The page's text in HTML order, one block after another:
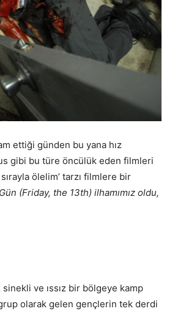
ettiği günden bu yana hız
gibi bu türe öncülük eden filmleri
ölelim’ tarzı filmlere bir
(Friday, the 13th) ilhamımız oldu,
ve ıssız bir bölgeye kamp
olarak gelen gençlerin tek derdi